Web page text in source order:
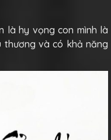
là hy vọng con mình là
thương và có khả năng